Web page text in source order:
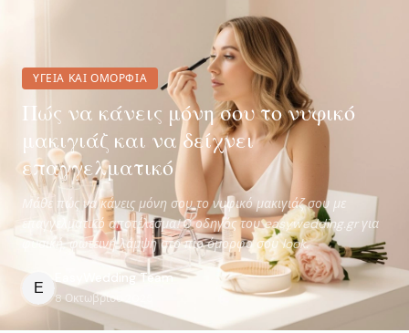
ΥΓΕΊΑ ΚΑΙ ΟΜΟΡΦΙΆ
Πώς να κάνεις μόνη σου το νυφικό
μακιγιάζ και να δείχνει
επαγγελματικό
Μάθε πώς να κάνεις μόνη σου το νυφικό μακιγιάζ σου με
επαγγελματικό αποτέλεσμα! Ο οδηγός του easywedding.gr για
φυσική, φωτεινή λάμψη στο πιο όμορφο σου look.
E
EasyWedding Team
8 Οκτωβρίου 2025